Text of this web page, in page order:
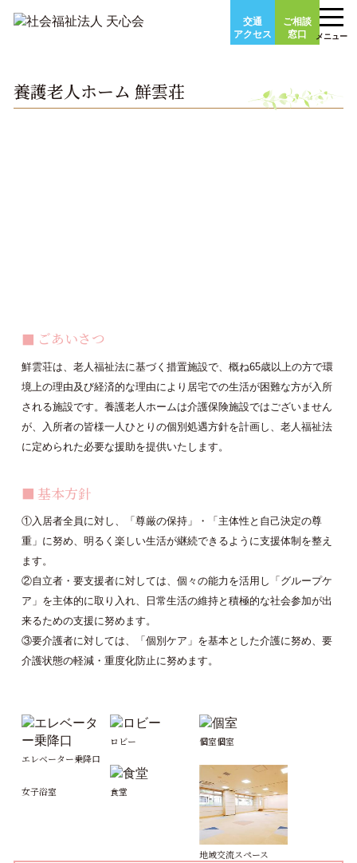
交通
アクセス
ご相談
窓口
メニュー
養護老人ホーム 鮮雲荘
ごあいさつ
鮮雲荘は、老人福祉法に基づく措置施設で、概ね65歳以上の方で環
境上の理由及び経済的な理由により居宅での生活が困難な方が入所
される施設です。養護老人ホームは介護保険施設ではございません
が、入所者の皆様一人ひとりの個別処遇方針を計画し、老人福祉法
に定められた必要な援助を提供いたします。
基本方針
①入居者全員に対し、「尊厳の保持」・「主体性と自己決定の尊
重」に努め、明るく楽しい生活が継続できるように支援体制を整え
ます。
②自立者・要支援者に対しては、個々の能力を活用し「グループケ
ア」を主体的に取り入れ、日常生活の維持と積極的な社会参加が出
来るための支援に努めます。
③要介護者に対しては、「個別ケア」を基本とした介護に努め、要
介護状態の軽減・重度化防止に努めます。
エレベーター乗降口
ロビー 個室個室
女子浴室 食堂
地域交流スペース